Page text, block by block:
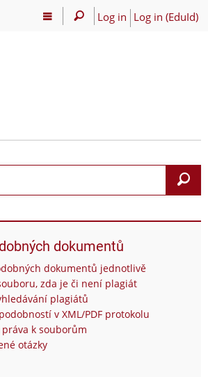
Log in Log in (EduId)
dokumentů
dokumentů jednotlivě
zda je či není plagiát
plagiátů
v XML/PDF protokolu
k souborům
otázky